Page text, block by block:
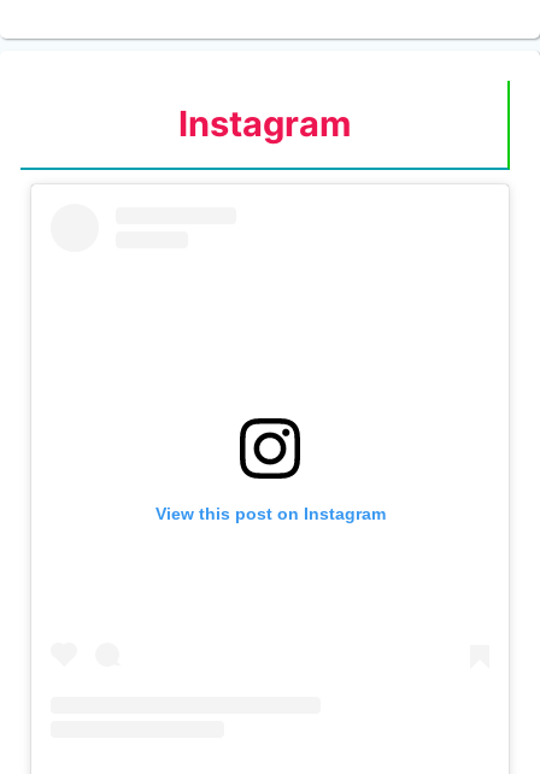
Instagram
View this post on Instagram